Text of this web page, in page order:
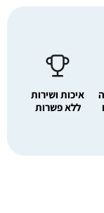
איכות ושירות
ללא פשרות